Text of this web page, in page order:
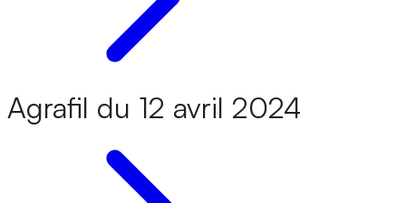
Agrafil du 12 avril 2024